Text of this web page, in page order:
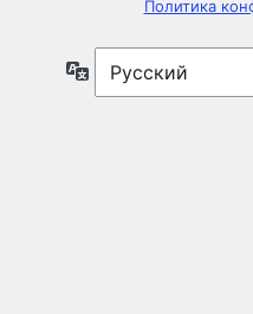
Политика
Язык